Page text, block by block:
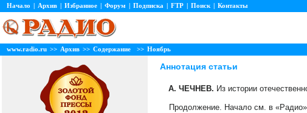
Начало | Архив | Избранное | Форум | Подписка | FTP | Поиск | Контакты
www.radio.ru >> Архив >> Содержание >> Ноябрь
Аннотация статьи
А. ЧЕЧНЕВ. Из истории
Продолжение. Начало см. в